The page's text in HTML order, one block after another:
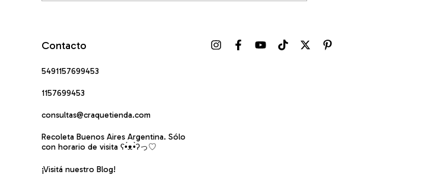
Contacto
5491157699453
1157699453
consultas@craquetienda.com
Recoleta Buenos Aires Argentina. Sólo
con horario de visita ʕ•́ᴥ•̀ʔっ♡
¡Visitá nuestro Blog!